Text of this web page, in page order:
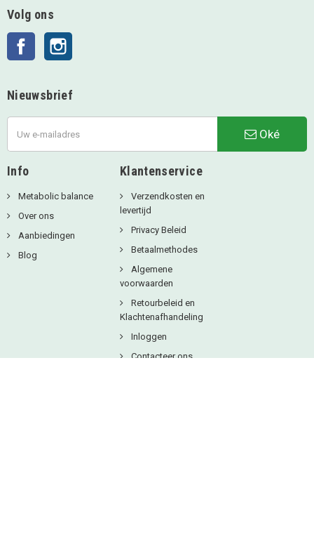
Volg ons
Facebook
Nieuwsbrief
Oké
Info
Metabolic balance
Over ons
Aanbiedingen
Blog
Klantenservice
Verzendkosten en
levertijd
Privacy Beleid
Betaalmethodes
Algemene
voorwaarden
Retourbeleid en
Klachtenafhandeling
Inloggen
Contacteer ons